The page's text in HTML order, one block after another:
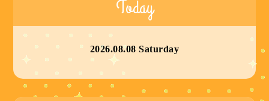
Today
2026.08.08 Saturday